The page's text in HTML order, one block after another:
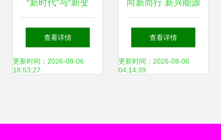
“新时代”与“新变
革”，看一汽-大众
如何引领创变之道
查看详情
更新时间：2026-08-06
18:53:27
向新而行 新兴能源
技术如何驱动“第二
曲线”发展
查看详情
更新时间：2026-08-06
04:14:39